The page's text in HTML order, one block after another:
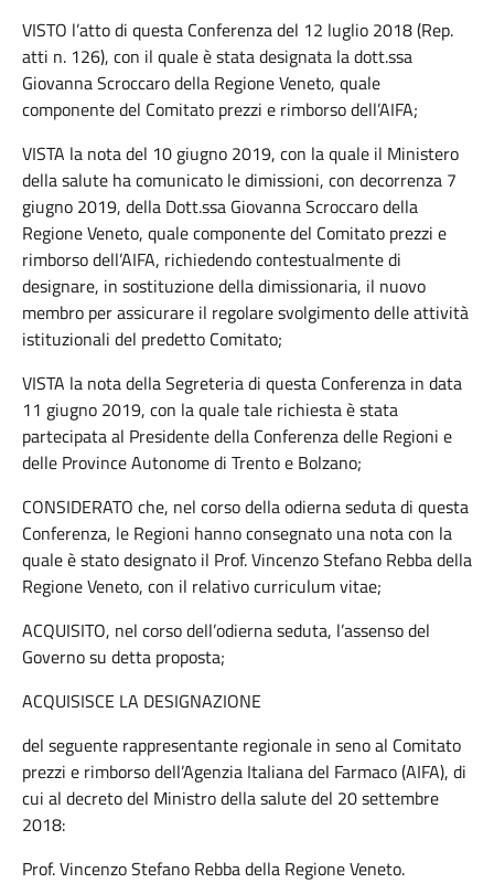
VISTO l’atto di questa Conferenza del 12 luglio 2018 (Rep.
atti n. 126), con il quale è stata designata la dott.ssa
Giovanna Scroccaro della Regione Veneto, quale
componente del Comitato prezzi e rimborso dell’AIFA;
VISTA la nota del 10 giugno 2019, con la quale il Ministero
della salute ha comunicato le dimissioni, con decorrenza 7
giugno 2019, della Dott.ssa Giovanna Scroccaro della
Regione Veneto, quale componente del Comitato prezzi e
rimborso dell’AIFA, richiedendo contestualmente di
designare, in sostituzione della dimissionaria, il nuovo
membro per assicurare il regolare svolgimento delle attività
istituzionali del predetto Comitato;
VISTA la nota della Segreteria di questa Conferenza in data
11 giugno 2019, con la quale tale richiesta è stata
partecipata al Presidente della Conferenza delle Regioni e
delle Province Autonome di Trento e Bolzano;
CONSIDERATO che, nel corso della odierna seduta di questa
Conferenza, le Regioni hanno consegnato una nota con la
quale è stato designato il Prof. Vincenzo Stefano Rebba della
Regione Veneto, con il relativo curriculum vitae;
ACQUISITO, nel corso dell’odierna seduta, l’assenso del
Governo su detta proposta;
ACQUISISCE LA DESIGNAZIONE
del seguente rappresentante regionale in seno al Comitato
prezzi e rimborso dell’Agenzia Italiana del Farmaco (AIFA), di
cui al decreto del Ministro della salute del 20 settembre
2018:
Prof. Vincenzo Stefano Rebba della Regione Veneto.